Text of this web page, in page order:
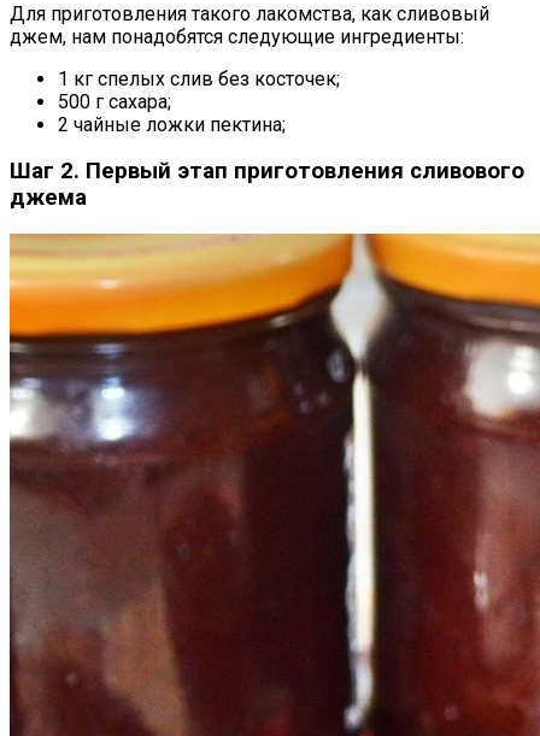
Для приготовления такого лакомства, как сливовый
джем, нам понадобятся следующие ингредиенты:
1 кг спелых слив без косточек;
500 г сахара;
2 чайные ложки пектина;
Шаг 2. Первый этап приготовления сливового
джема